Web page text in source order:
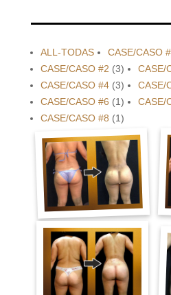
ALL-TODAS CASE/CASO
CASE/CASO #2 (3) CASE/
CASE/CASO #4(3) CASE/
CASE/CASO #6 (1) CASE/
CASE/CASO #8 (1)